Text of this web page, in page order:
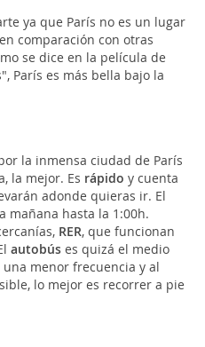
ya que París no es un lugar
comparación con otras
se dice en la película de
París es más bella bajo la
la inmensa ciudad de París
la mejor. Es rápido y cuenta
adonde quieras ir. El
mañana hasta la 1:00h.
RER, que funcionan
autobúses quizá el medio
menor frecuencia y al
lo mejor es recorrer a pie